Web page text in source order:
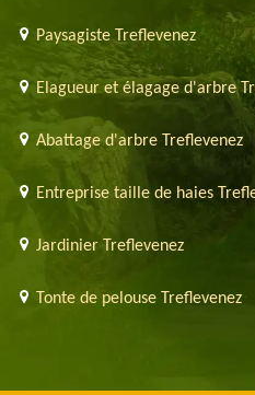
Paysagiste Treflevenez
Elagueur et élagage d'arbre
Abattage d'arbre Treflevenez
Entreprise taille de haies
Jardinier Treflevenez
Tonte de pelouse Treflevenez